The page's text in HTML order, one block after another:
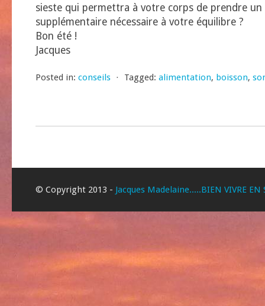
sieste qui permettra à votre corps de prendre un
supplémentaire nécessaire à votre équilibre ?
Bon été !
Jacques
Posted in: conseils ⋅ Tagged: alimentation, boisson,
© Copyright 2013 - Jacques Madelaine.....BIEN VIVRE EN